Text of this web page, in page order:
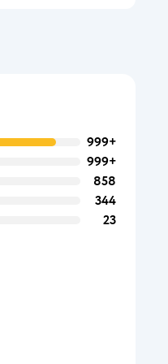
999+
999+
858
344
23